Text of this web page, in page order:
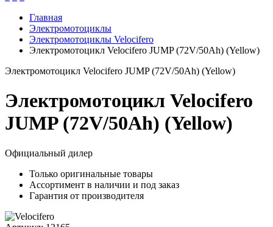
Главная
Электромотоциклы
Электромотоциклы Velocifero
Электромотоцикл Velocifero JUMP (72V/50Ah) (Yellow)
Электромотоцикл Velocifero JUMP (72V/50Ah) (Yellow)
Электромотоцикл Velocifero
JUMP (72V/50Ah) (Yellow)
Официальный дилер
Только оригинальные товары
Ассортимент в наличии и под заказ
Гарантия от производителя